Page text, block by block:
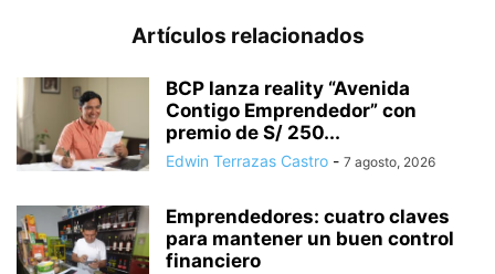
Artículos relacionados
BCP lanza reality “Avenida
Contigo Emprendedor” con
premio de S/ 250...
Edwin Terrazas Castro - 7 agosto, 2026
Emprendedores: cuatro claves
para mantener un buen control
financiero